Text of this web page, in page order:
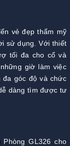
vẻ đẹp thẩm mỹ
sử dụng. Với thiết
tối đa cho cổ và
giờ làm việc
đa góc độ và chức
dàng tìm được tư
GL326 cho